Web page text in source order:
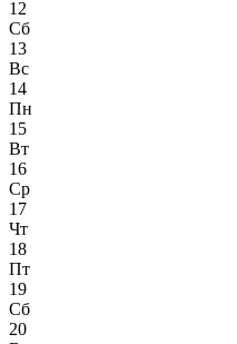
12
Сб
13
Вс
14
Пн
15
Вт
16
Ср
17
Чт
18
Пт
19
Сб
20